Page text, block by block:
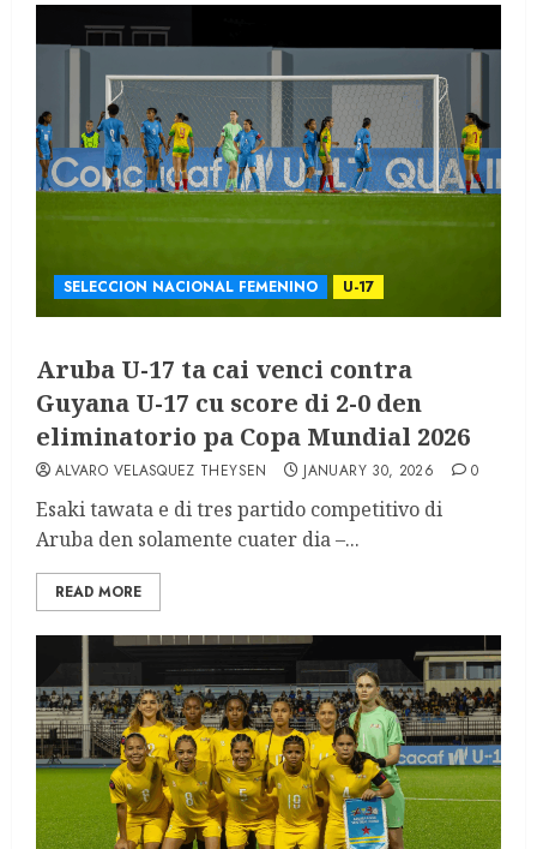
SELECCION NACIONAL FEMENINO U-17
Aruba U-17 ta cai venci contra
Guyana U-17 cu score di 2-0 den
eliminatorio pa Copa Mundial 2026
ALVARO VELASQUEZ THEYSEN JANUARY 30, 2026 0
Esaki tawata e di tres partido competitivo di
Aruba den solamente cuater dia –...
READ MORE